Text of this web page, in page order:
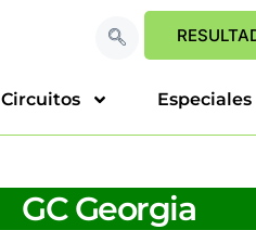
Circuitos Especiales
GC Georgia